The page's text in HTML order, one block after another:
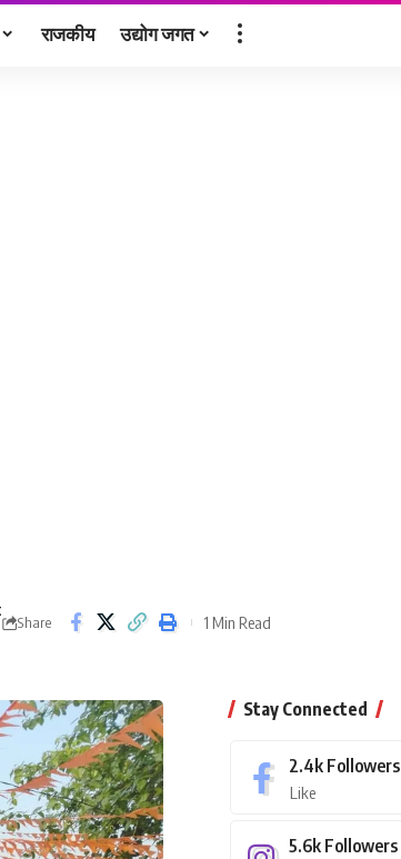
राजकीय उद्योग जगत
Share 1 Min Read
Stay Connected
2.4k Followers
Like
5.6k Followers